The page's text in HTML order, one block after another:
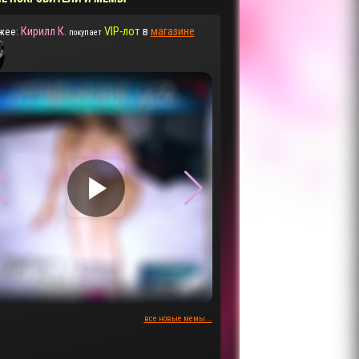
Кирилл К. покупает VIP-лотв магазине
▶
все новые мемы...